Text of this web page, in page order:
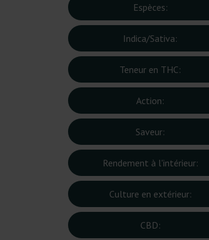
Espèces:
Indica/Sativa:
Teneur en THC:
Action:
Saveur:
Rendement à l'intérieur:
Culture en extérieur:
CBD: